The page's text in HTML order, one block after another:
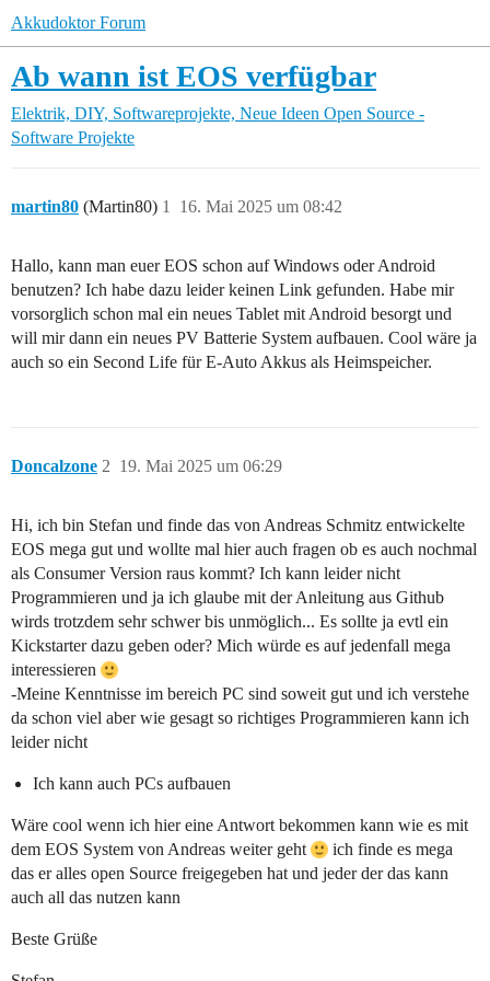
Akkudoktor Forum
Ab wann ist EOS verfügbar
Elektrik, DIY, Softwareprojekte, Neue Ideen Open Source -
Software Projekte
martin80 (Martin80) 16. Mai 2025 um 08:42
1
Hallo, kann man euer EOS schon auf Windows oder Android
benutzen? Ich habe dazu leider keinen Link gefunden. Habe mir
vorsorglich schon mal ein neues Tablet mit Android besorgt und
will mir dann ein neues PV Batterie System aufbauen. Cool wäre ja
auch so ein Second Life für E-Auto Akkus als Heimspeicher.
Doncalzone 19. Mai 2025 um 06:29
2
Hi, ich bin Stefan und finde das von Andreas Schmitz entwickelte
EOS mega gut und wollte mal hier auch fragen ob es auch nochmal
als Consumer Version raus kommt? Ich kann leider nicht
Programmieren und ja ich glaube mit der Anleitung aus Github
wirds trotzdem sehr schwer bis unmöglich... Es sollte ja evtl ein
Kickstarter dazu geben oder? Mich würde es auf jedenfall mega
interessieren
-Meine Kenntnisse im bereich PC sind soweit gut und ich verstehe
da schon viel aber wie gesagt so richtiges Programmieren kann ich
leider nicht
Ich kann auch PCs aufbauen
Wäre cool wenn ich hier eine Antwort bekommen kann wie es mit
dem EOS System von Andreas weiter geht
ich finde es mega
das er alles open Source freigegeben hat und jeder der das kann
auch all das nutzen kann
Beste Grüße